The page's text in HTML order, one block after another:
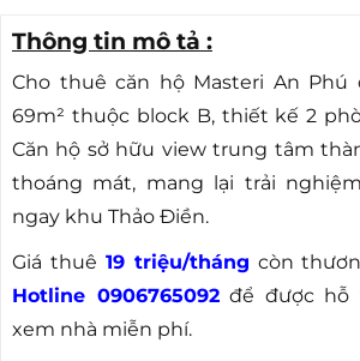
Thông tin mô tả :
Cho thuê căn hộ Masteri An Phú
69m² thuộc block B, thiết kế 2
Căn hộ sở hữu view trung tâm
thoáng mát, mang lại trải
ngay khu Thảo Điền.
Giá thuê 19 triệu/tháng còn
Hotline 0906765092để được hỗ
xem nhà miễn phí.